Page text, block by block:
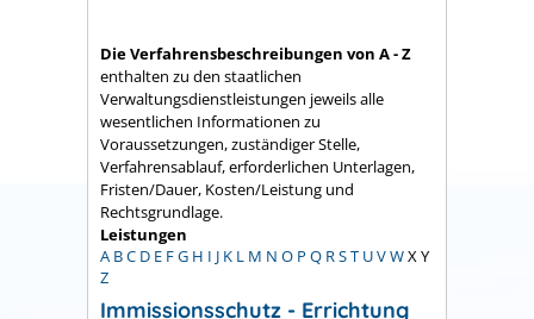
Die Verfahrensbeschreibungen von A - Z
enthalten zu den staatlichen
Verwaltungsdienstleistungen jeweils alle
wesentlichen Informationen zu
Voraussetzungen, zuständiger Stelle,
Verfahrensablauf, erforderlichen Unterlagen,
Fristen/Dauer, Kosten/Leistung und
Rechtsgrundlage.
Leistungen
A BC D E FG H I J K L M N O P Q RST UVWX Y
Z
Immissionsschutz - Errichtung